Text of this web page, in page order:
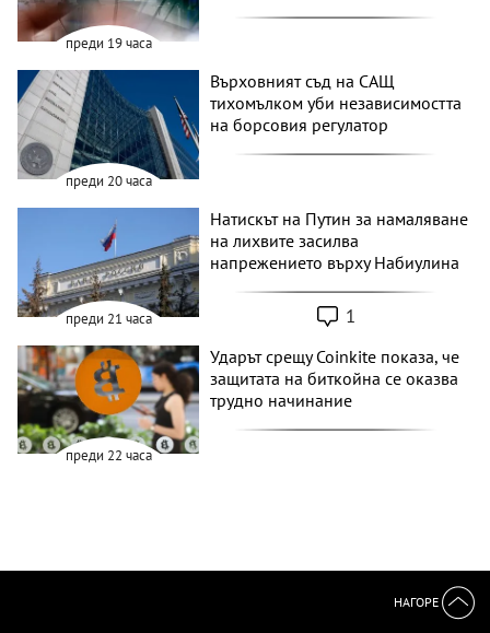
преди 19 часа
преди 20 часа
Върховният съд на САЩ
тихомълком уби независимостта
на борсовия регулатор
преди 21 часа
Натискът на Путин за намаляване
на лихвите засилва
напрежението върху Набиулина
1
преди 22 часа
Ударът срещу Coinkite показа, че
защитата на биткойна се оказва
трудно начинание
НАГОРЕ